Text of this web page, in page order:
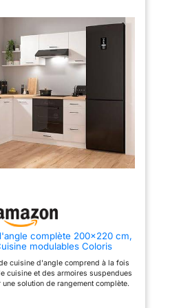
panneau de particules de
28 mm. CONTENU DE
LIVRAISON : bloc de
cuisine avec plan de
travail, matériel de
montage, instructions de
montage (sauf indication
contraire, les appareils
électroménagers et les
décorations ne sont pas
compris dans la
kg
Hauteur 85,7 cm Dimension des
meubles hauts : Profondeur
30,5 x Hauteur 57,5 cm Couleur
: Gris graphite/Chêne bernstein
Poids : 135 kg Accessoires :
charnières Hettich, poignée en
travail, évier robinetterie ,
Appareils électroménagers non
complète 200x220 cm,
modulables Coloris
cuisine d'angle comprend à la fois
cuisine et des armoires suspendues
solution de rangement complète.